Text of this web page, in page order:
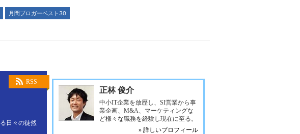
月間ブロガーベスト30
RSS
日々の徒然
正林 俊介
中小IT企業を放歴し、SI営業から事
業企画、M&A、マーケティングな
ど様々な職務を経験し現在に至る。
» 詳しいプロフィール